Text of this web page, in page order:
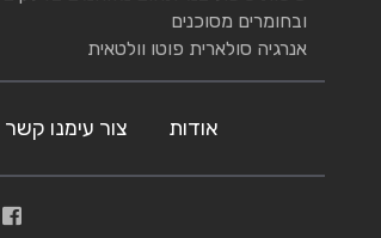
ובחומרים מסוכנים
אנרגיה סולארית פוטו וולטאית
אודות צור עימנו קשר